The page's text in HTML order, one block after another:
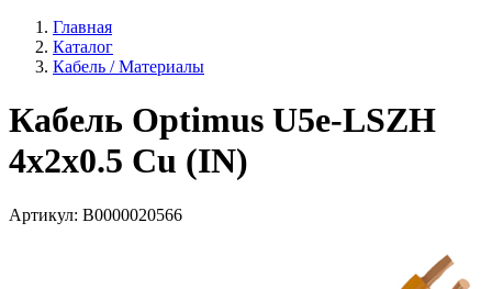
Главная
Каталог
Кабель / Материалы
Кабель Optimus U5e-LSZH
4x2x0.5 Cu (IN)
Артикул: В0000020566